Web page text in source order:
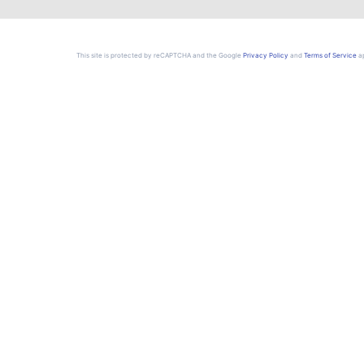
This site is protected by reCAPTCHA and the Google Privacy Policy and Terms of Service